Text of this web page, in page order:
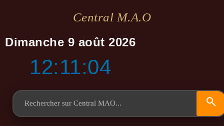
Central M.a.o
Dimanche 9 août 2026
12:11:04